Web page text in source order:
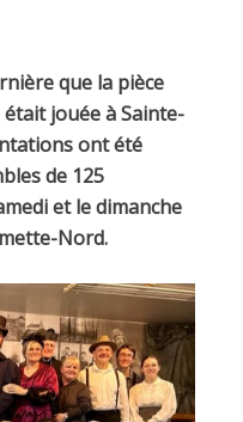
que la pièce
était jouée à Sainte-
ont été
de 125
et le dimanche
Nord.